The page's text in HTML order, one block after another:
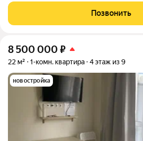
Позвонить
8 500 000 ₽
22 м² 1-комн. квартира 4 этаж из 9
новостройка